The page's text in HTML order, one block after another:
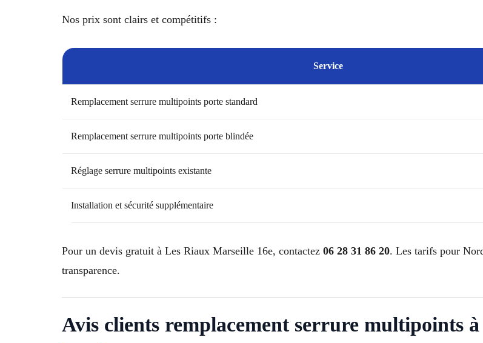
Nos prix sont clairs et compétitifs :
Service
Remplacement serrure multipoints porte standard
Remplacement serrure multipoints porte blindée
Réglage serrure multipoints existante
Installation et sécurité supplémentaire
Pour un devis gratuit à Les Riaux Marseille 16e, contactez 06 28 31 86 20. Les tarifs pour
transparence.
Avis clients remplacement serrure multipoints